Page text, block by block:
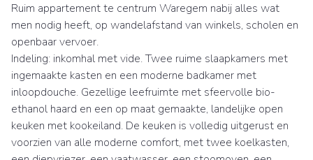
Ruim appartement te centrum Waregem nabij alles wat
men nodig heeft, op wandelafstand van winkels, scholen en
openbaar vervoer.
Indeling: inkomhal met vide. Twee ruime slaapkamers met
ingemaakte kasten en een moderne badkamer met
inloopdouche. Gezellige leefruimte met sfeervolle bio-
ethanol haard en een op maat gemaakte, landelijke open
keuken met kookeiland. De keuken is volledig uitgerust en
voorzien van alle moderne comfort, met twee koelkasten,